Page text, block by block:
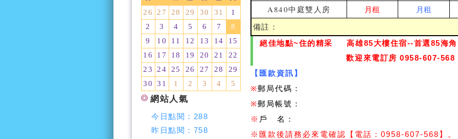
A840中庭雙人房 月租 月租
備註：
絕佳地點~住的精采 高雄85大樓住宿--首選85海
歡迎來電訂房 0958-607-568
【匯款資訊】
※郵局代碼：
※郵局帳號：
※ 戶 名：
※ 匯款後請務必來電確認 【電話：0958-607-568】。
26 27 28 29 30 31
1
2
3 4 5 6 7
8
9
10 11 12 13 14
15
16
17 18 19 20 21
22
23
24 25 26 27 28
29
30
31 1 2 3 4 5
網站人氣
今日點閱： 288
昨日點閱： 758